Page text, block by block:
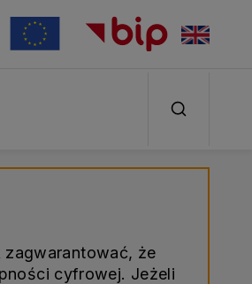
zagwarantować, że
cyfrowej. Jeżeli